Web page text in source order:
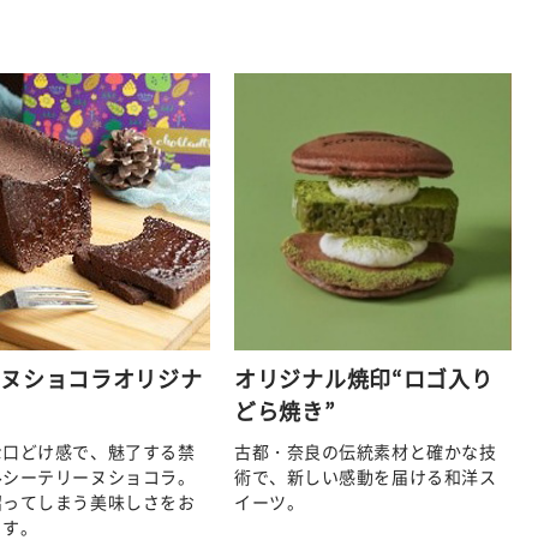
ショコラオリジナ
どけ感で、魅了する禁
ーテリーヌショコラ。
てしまう美味しさをお
。
オリジナル焼印“ロゴ入り
どら焼き”
古都・奈良の伝統素材と確かな技
術で、新しい感動を届ける和洋ス
イーツ。